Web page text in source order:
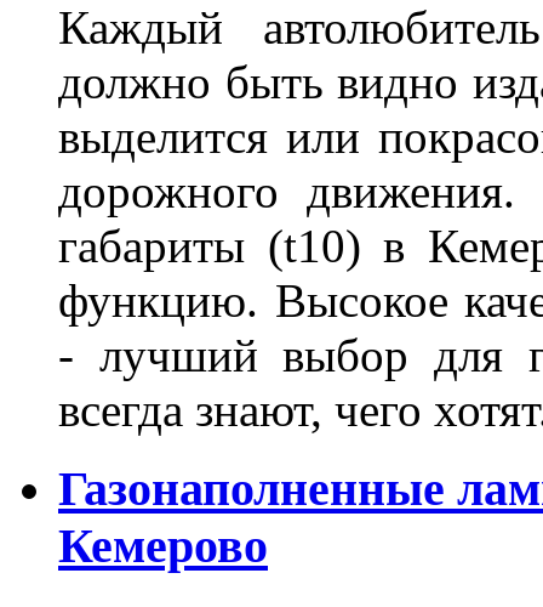
Каждый
должно быть видно
выделится или
дорожного
габариты (t10) в
функцию. Высокое
- лучший выбор для
всегда знают, чего
Газонаполненные
Кемерово